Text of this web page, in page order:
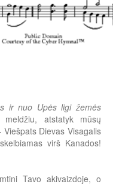
ir nuo Upės ligi žemės
atstatyk mūsų
Dievas Visagalis
virš Kanados!
Tavo akivaizdoje, o